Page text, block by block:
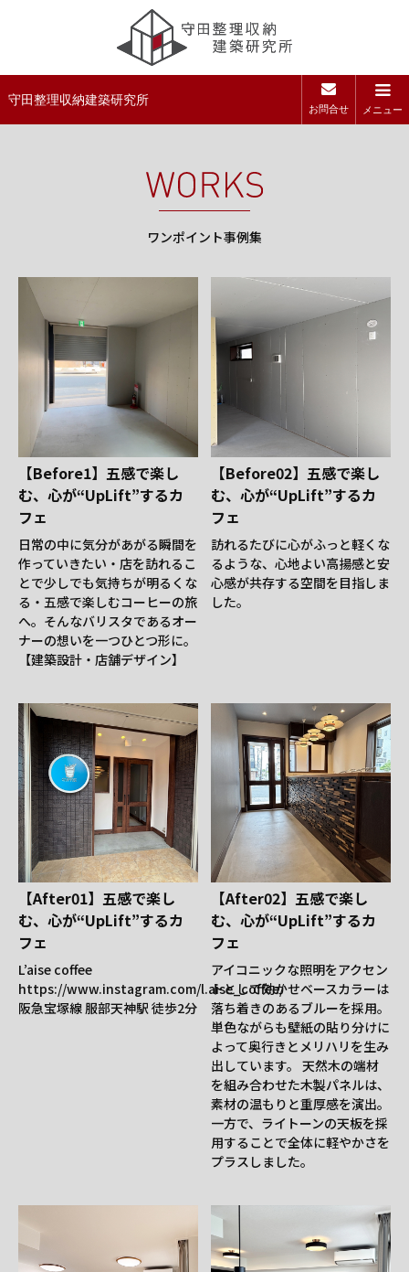
守田整理収納建築研究所
お問合せ メニュー
ワンポイント事例集
【Before1】五感で楽し
む、心が“UpLift”するカ
フェ
日常の中に気分があがる瞬間を
作っていきたい・店を訪れるこ
とで少しでも気持ちが明るくな
る・五感で楽しむコーヒーの旅
へ。そんなバリスタであるオー
ナーの想いを一つひとつ形に。
【建築設計・店舗デザイン】
【Before02】五感で楽し
む、心が“UpLift”するカ
フェ
訪れるたびに心がふっと軽くな
るような、心地よい高揚感と安
心感が共存する空間を目指しま
した。
【After01】五感で楽し
む、心が“UpLift”するカ
フェ
L’aise coffee
https://www.instagram.com/l.aise_coffee/
阪急宝塚線 服部天神駅 徒歩2分
【After02】五感で楽し
む、心が“UpLift”するカ
フェ
アイコニックな照明をアクセン
トとして効かせベースカラーは
落ち着きのあるブルーを採用。
単色ながらも壁紙の貼り分けに
よって奥行きとメリハリを生み
出しています。 天然木の端材
を組み合わせた木製パネルは、
素材の温もりと重厚感を演出。
一方で、ライトーンの天板を採
用することで全体に軽やかさを
プラスしました。